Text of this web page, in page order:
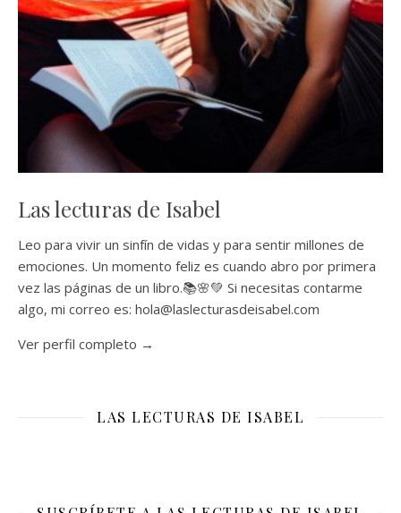
Las lecturas de Isabel
Leo para vivir un sinfín de vidas y para sentir millones de
emociones. Un momento feliz es cuando abro por primera
vez las páginas de un libro.📚🌸💚 Si necesitas contarme
algo, mi correo es: hola@laslecturasdeisabel.com
Ver perfil completo →
LAS LECTURAS DE ISABEL